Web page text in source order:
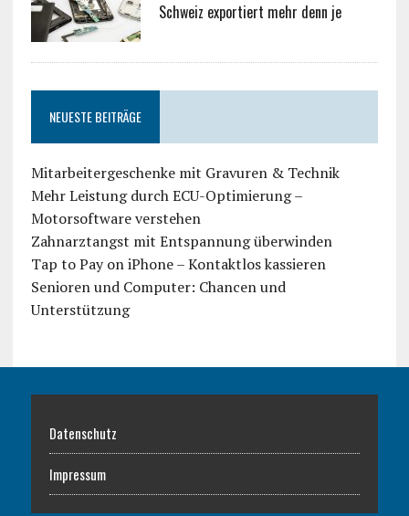
Schweiz exportiert mehr denn je
NEUESTE BEITRÄGE
Mitarbeitergeschenke mit Gravuren & Technik
Mehr Leistung durch ECU-Optimierung –
Motorsoftware verstehen
Zahnarztangst mit Entspannung überwinden
Tap to Pay on iPhone – Kontaktlos kassieren
Senioren und Computer: Chancen und
Unterstützung
Datenschutz
Impressum